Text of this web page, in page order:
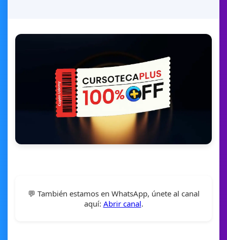
💬 También estamos en WhatsApp, únete al canal
aquí: Abrir canal.